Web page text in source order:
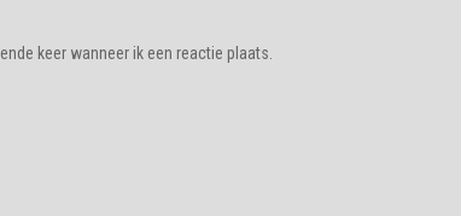
keer wanneer ik een reactie plaats.